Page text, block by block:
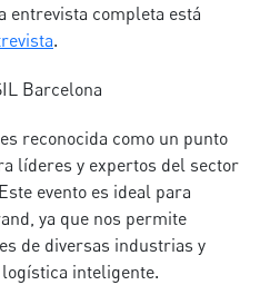
entrevista completa está
.
Barcelona
reconocida como un punto
líderes y expertos del sector
evento es ideal para
ya que nos permite
de diversas industrias y
inteligente.